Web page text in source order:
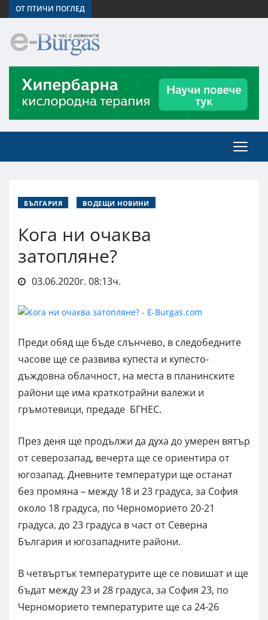
ОТ ПТИЧИ ПОГЛЕД
БЪЛГАРИЯ ВОДЕЩИ НОВИНИ
Кога ни очаква
затопляне?
03.06.2020г. 08:13ч.
Преди обяд ще бъде слънчево, в следобедните
часове ще се развива купеста и купесто-
дъждовна облачност, на места в планинските
райони ще има краткотрайни валежи и
гръмотевици, предаде БГНЕС.
През деня ще продължи да духа до умерен вятър
от северозапад, вечерта ще се ориентира от
югозапад. Дневните температури ще останат
без промяна – между 18 и 23 градуса, за София
около 18 градуса, по Черноморието 20-21
градуса, до 23 градуса в част от Северна
България и югозападните райони.
В четвъртък температурите ще се повишат и ще
бъдат между 23 и 28 градуса, за София 23, по
Черноморието температурите ще са 24-26